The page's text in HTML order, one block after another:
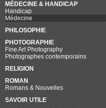
MÉDECINE & HANDICAP
Handicap
Médecine
PHILOSOPHIE
PHOTOGRAPHIE
Fine Art Photography
Photographes contemporains
RELIGION
ROMAN
Romans & Nouvelles
SAVOIR UTILE